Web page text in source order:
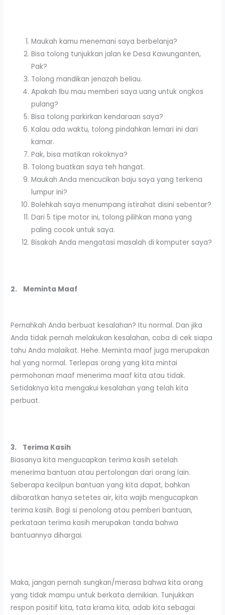
Maukah kamu menemani saya berbelanja?
Bisa tolong tunjukkan jalan ke Desa Kawunganten,
Pak?
Tolong mandikan jenazah beliau.
Apakah Ibu mau memberi saya uang untuk ongkos
pulang?
Bisa tolong parkirkan kendaraan saya?
Kalau ada waktu, tolong pindahkan lemari ini dari
kamar.
Pak, bisa matikan rokoknya?
Tolong buatkan saya teh hangat.
Maukah Anda mencucikan baju saya yang terkena
lumpur ini?
Bolehkah saya menumpang istirahat disini sebentar?
Dari 5 tipe motor ini, tolong pilihkan mana yang
paling cocok untuk saya.
Bisakah Anda mengatasi masalah di komputer saya?
2. Meminta Maaf
Pernahkah Anda berbuat kesalahan? Itu normal. Dan jika
Anda tidak pernah melakukan kesalahan, coba di cek siapa
tahu Anda malaikat. Hehe. Meminta maaf juga merupakan
hal yang normal. Terlepas orang yang kita mintai
permohonan maaf menerima maaf kita atau tidak.
Setidaknya kita mengakui kesalahan yang telah kita
perbuat.
3. Terima Kasih
Biasanya kita mengucapkan terima kasih setelah
menerima bantuan atau pertolongan dari orang lain.
Seberapa kecilpun bantuan yang kita dapat, bahkan
diibaratkan hanya setetes air, kita wajib mengucapkan
terima kasih. Bagi si penolong atau pemberi bantuan,
perkataan terima kasih merupakan tanda bahwa
bantuannya dihargai.
Maka, jangan pernah sungkan/merasa bahwa kita orang
yang tidak mampu untuk berkata demikian. Tunjukkan
respon positif kita, tata krama kita, adab kita sebagai